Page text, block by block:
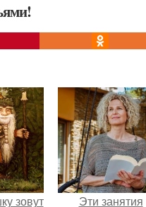
зовут
Эти занятия